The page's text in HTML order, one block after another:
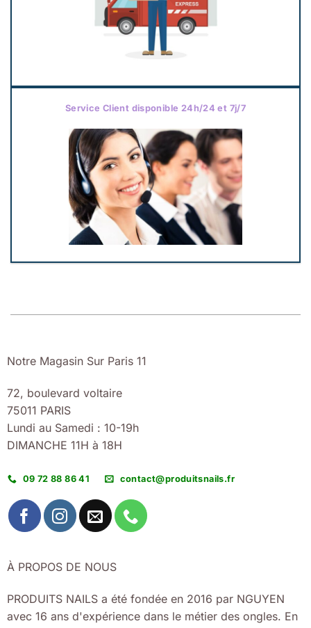
Service Client disponible 24h/24 et 7j/7
Notre Magasin Sur Paris 11
72, boulevard voltaire
75011 PARIS
Lundi au Samedi : 10-19h
DIMANCHE 11H à 18H
09 72 88 86 41 contact@produitsnails.fr
À PROPOS DE NOUS
PRODUITS NAILS a été fondée en 2016 par NGUYEN
avec 16 ans d'expérience dans le métier des ongles. En